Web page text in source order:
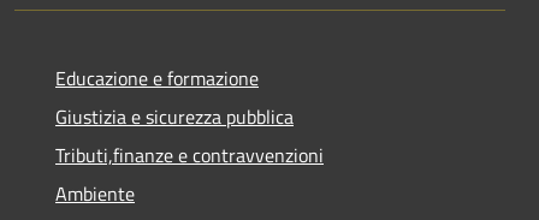
Educazione e formazione
Giustizia e sicurezza pubblica
Tributi,finanze e contravvenzioni
Ambiente